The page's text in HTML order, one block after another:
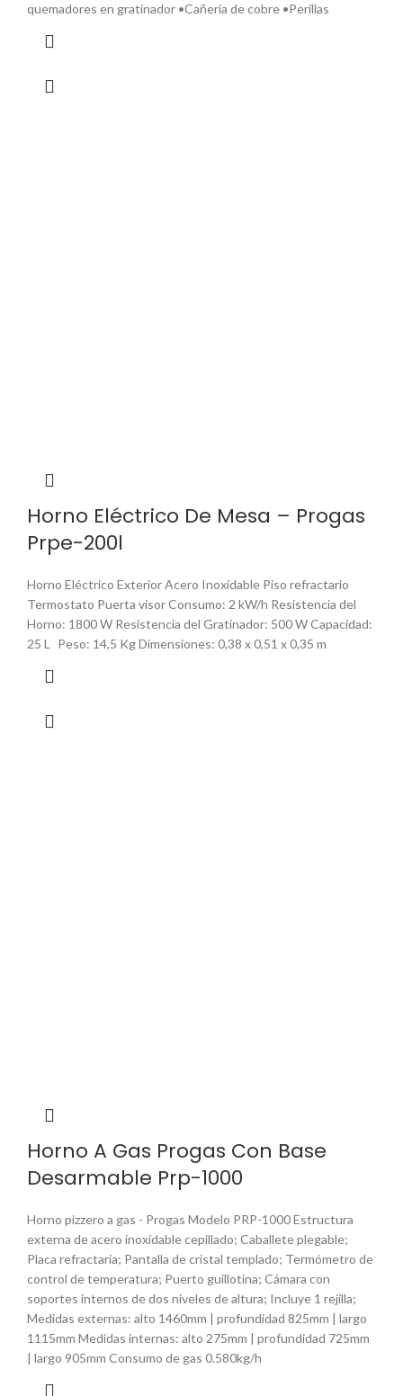
quemadores en gratinador •Cañería de cobre •Perillas
Horno Eléctrico De Mesa – Progas
Prpe-200l
Horno Eléctrico Exterior Acero Inoxidable Piso refractario
Termostato Puerta visor Consumo: 2 kW/h Resistencia del
Horno: 1800 W Resistencia del Gratinador: 500 W Capacidad:
25 L Peso: 14,5 Kg Dimensiones: 0,38 x 0,51 x 0,35 m
Horno A Gas Progas Con Base
Desarmable Prp-1000
Horno pizzero a gas - Progas Modelo PRP-1000 Estructura
externa de acero inoxidable cepillado; Caballete plegable;
Placa refractaria; Pantalla de cristal templado; Termómetro de
control de temperatura; Puerto guillotina; Cámara con
soportes internos de dos niveles de altura; Incluye 1 rejilla;
Medidas externas: alto 1460mm | profundidad 825mm | largo
1115mm Medidas internas: alto 275mm | profundidad 725mm
| largo 905mm Consumo de gas 0.580kg/h